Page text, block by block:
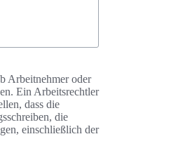
Arbeitnehmer oder
Ein Arbeitsrechtler
dass die
die
einschließlich der